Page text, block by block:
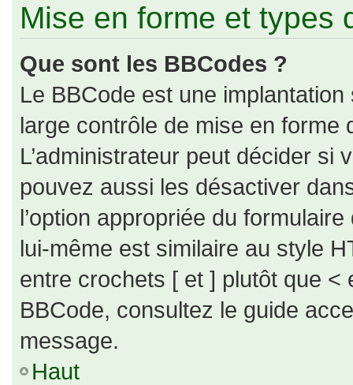
Mise en forme et types
Que sont les BBCodes ?
Le BBCode est une
large contrôle de mise en forme
L’administrateur peut décider
pouvez aussi les désactiver
l’option appropriée du
lui-même est similaire au style
entre crochets [ et ] plutôt que <
BBCode, consultez le guide
message.
Haut